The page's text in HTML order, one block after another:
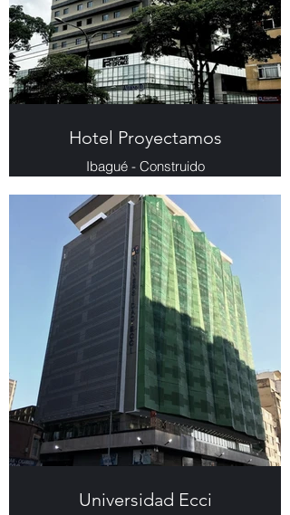
Hotel Proyectamos
Ibagué - Construido
Universidad Ecci